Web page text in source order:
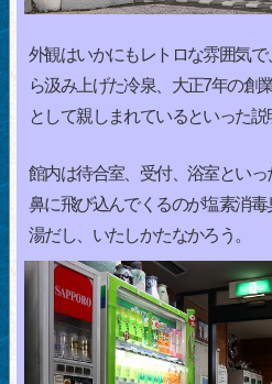
外観はいかにもレトロな雰囲気
ら汲み上げた冷泉、大正7年の創
として親しまれているといった説
館内は待合室、受付、浴室とい
鼻に飛び込んでくるのが塩素消
湯だし、いたしかたなかろう。